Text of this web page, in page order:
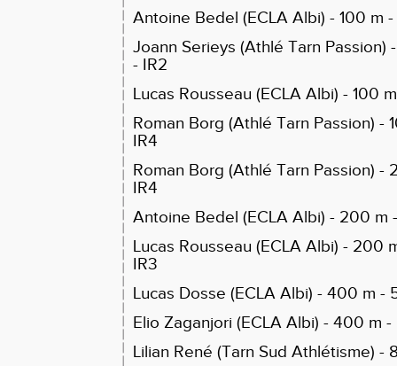
Antoine Bedel (ECLA Albi) - 100 m -
Joann Serieys (Athlé Tarn Passion) -
- IR2
Lucas Rousseau (ECLA Albi) - 100 m
Roman Borg (Athlé Tarn Passion) -
IR4
Roman Borg (Athlé Tarn Passion) -
IR4
Antoine Bedel (ECLA Albi) - 200 m -
Lucas Rousseau (ECLA Albi) - 200
IR3
Lucas Dosse (ECLA Albi) - 400 m -
Elio Zaganjori (ECLA Albi) - 400 m -
Lilian René (Tarn Sud Athlétisme) -